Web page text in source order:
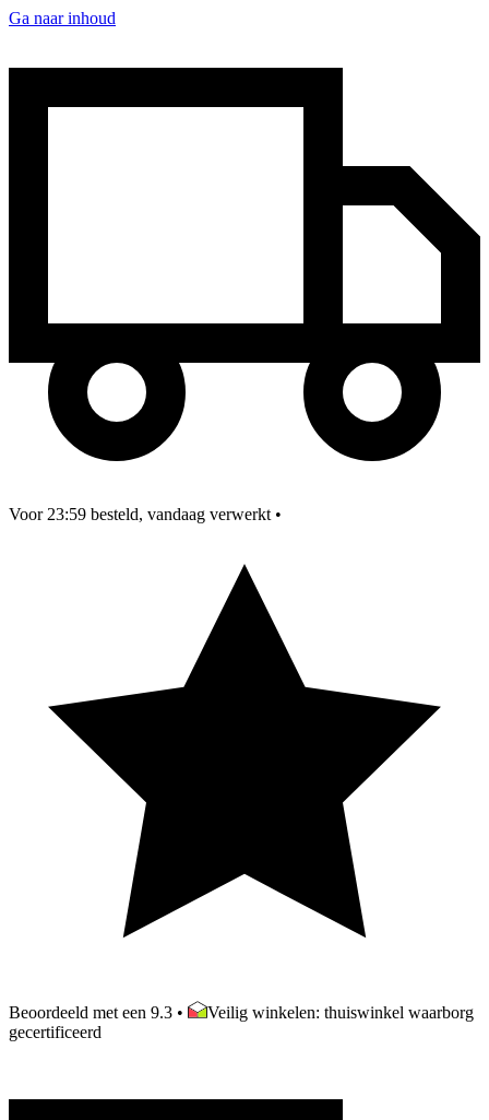
Ga naar inhoud
Voor 23:59 besteld, vandaag verwerkt •
Beoordeeld met een 9.3 •
Veilig winkelen: thuiswinkel waarborg
gecertificeerd